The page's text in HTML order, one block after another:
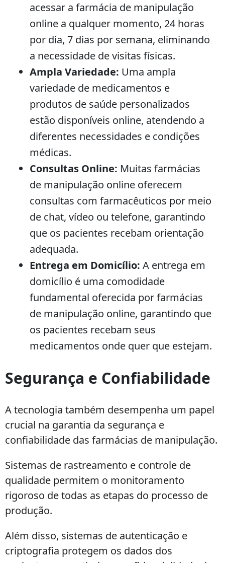
acessar a farmácia de manipulação
online a qualquer momento, 24 horas
por dia, 7 dias por semana, eliminando
a necessidade de visitas físicas.
Ampla Variedade: Uma ampla
variedade de medicamentos e
produtos de saúde personalizados
estão disponíveis online, atendendo a
diferentes necessidades e condições
médicas.
Consultas Online: Muitas farmácias
de manipulação online oferecem
consultas com farmacêuticos por meio
de chat, vídeo ou telefone, garantindo
que os pacientes recebam orientação
adequada.
Entrega em Domicílio: A entrega em
domicílio é uma comodidade
fundamental oferecida por farmácias
de manipulação online, garantindo que
os pacientes recebam seus
medicamentos onde quer que estejam.
Segurança e Confiabilidade
A tecnologia também desempenha um papel
crucial na garantia da segurança e
confiabilidade das farmácias de manipulação.
Sistemas de rastreamento e controle de
qualidade permitem o monitoramento
rigoroso de todas as etapas do processo de
produção.
Além disso, sistemas de autenticação e
criptografia protegem os dados dos